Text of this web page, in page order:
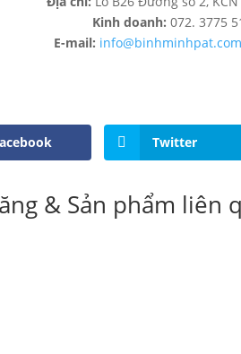
Kinh doanh: 072. 3775
E-mail: info@binhminhpat.com
Twitter
& Sản phẩm liên